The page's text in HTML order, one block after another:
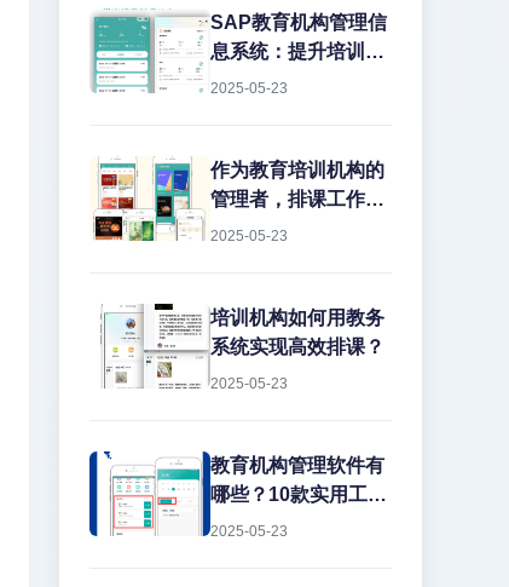
务管理上栽跟头。排
课冲突、教室闲置、
教师超负荷...这些痛
结合实战经验，聊聊
如何用专业系统解决
SAP教育机构管理信
息系统：提升培训效
率的数字化解决方案
混乱、学员信息分
散、财务对账困难等
痛点。传统的人工管
SAP教育机构管理信
息系统正是为解决这
2025-05-23
作为教育培训机构的
管理者，排课工作一
直是让人头疼的大问
2025-05-23
培训机构如何用教务
系统实现高效排课？
2025-05-23
教育机构管理软件有
哪些？10款实用工具
推荐
2025-05-23